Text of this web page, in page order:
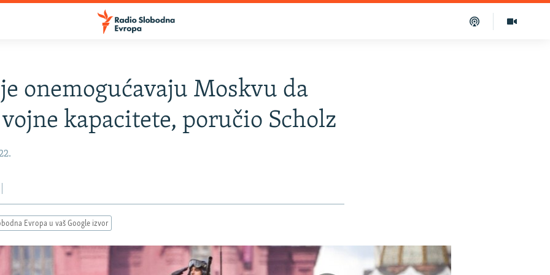
onemogućavaju Moskvu da
kapacitete, poručio Scholz
Evropa u vaš Google izvor